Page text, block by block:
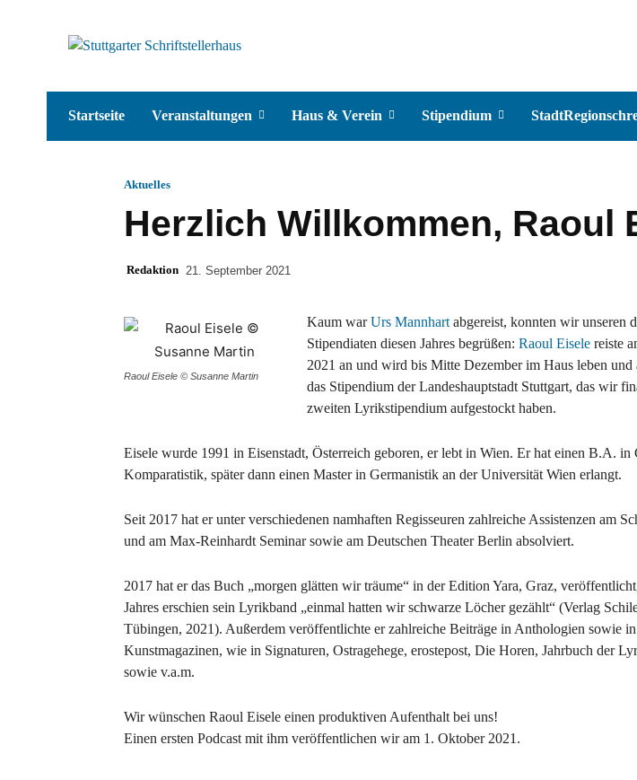
Startseite Veranstaltungen Haus & Verein Stipendium
Aktuelles
Herzlich Willkommen, Raoul
Redaktion 21. September 2021
Raoul Eisele © Susanne Martin
Kaum warUrs Mannhart abgereist, konnten wir unseren
Stipendiaten diesen Jahres begrüßen: Raoul Eisele reiste
2021 an und wird bis Mitte Dezember im Haus leben und
das Stipendium der Landeshauptstadt Stuttgart, das wir
zweiten Lyrikstipendium aufgestockt haben.
Eisele wurde 1991 in Eisenstadt, Österreich geboren, er lebt in Wien. Er hat einen B.A. in
Komparatistik, später dann einen Master in Germanistik an der Universität Wien erlangt.
Seit 2017 hat er unter verschiedenen namhaften Regisseuren zahlreiche Assistenzen am
und am Max-Reinhardt Seminar sowie am Deutschen Theater Berlin absolviert.
2017 hat er das Buch „morgen glätten wir träume“ in der Edition Yara, Graz,
Jahres erschien sein Lyrikband „einmal hatten wir schwarze Löcher gezählt“ (Verlag
Tübingen, 2021). Außerdem veröffentlichte er zahlreiche Beiträge in Anthologien sowie
Kunstmagazinen, wie in Signaturen, Ostragehege, erostepost, Die Horen, Jahrbuch der
sowie v.a.m.
Wir wünschen Raoul Eisele einen produktiven Aufenthalt bei uns!
Einen ersten Podcast mit ihm veröffentlichen wir am 1. Oktober 2021.